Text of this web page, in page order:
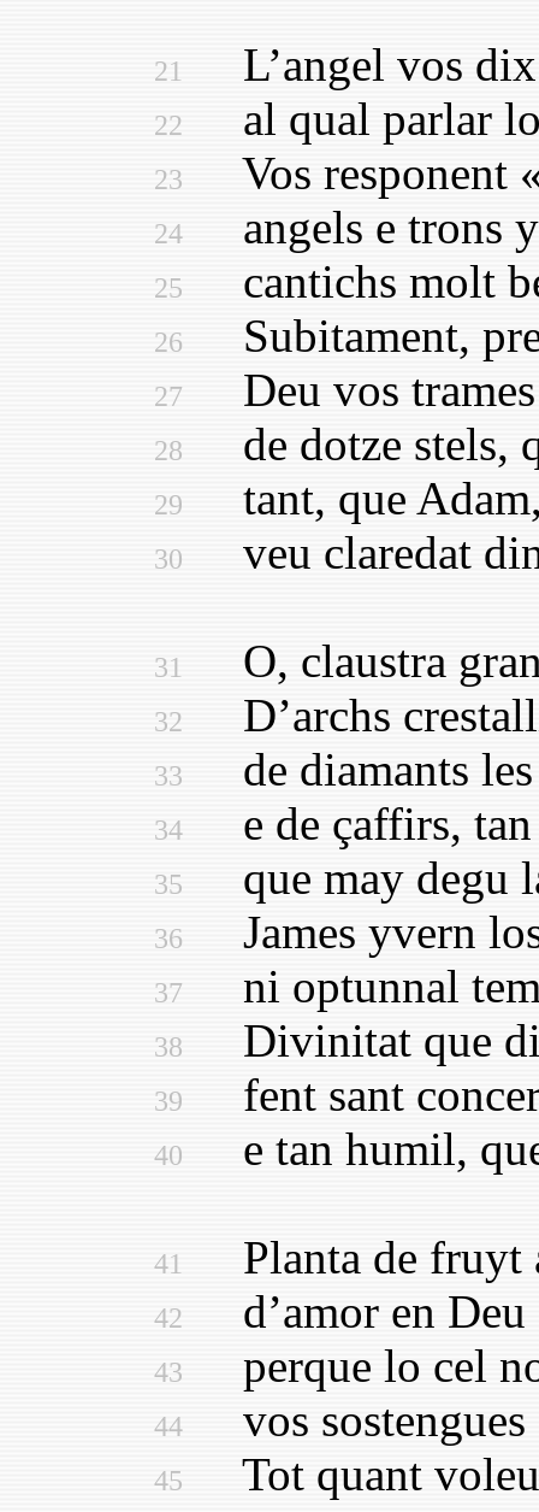
21 L’angel vos
22 al qual parlar
23 Vos responent
24 angels e trons
25 cantichs molt
26 Subitament,
27 Deu vos trames
28 de dotze stels,
29 tant, que Adam,
30 veu claredat
31 O, claustra
32 D’archs
33 de diamants les
34 e de çaffirs, tan
35 que may degu
36 James yvern
37 ni optunnal
38 Divinitat que
39 fent sant
40 e tan humil,
41 Planta de fruyt
42 d’amor en Deu
43 perque lo cel
44 vos sostengues
45
Tot quant voleu